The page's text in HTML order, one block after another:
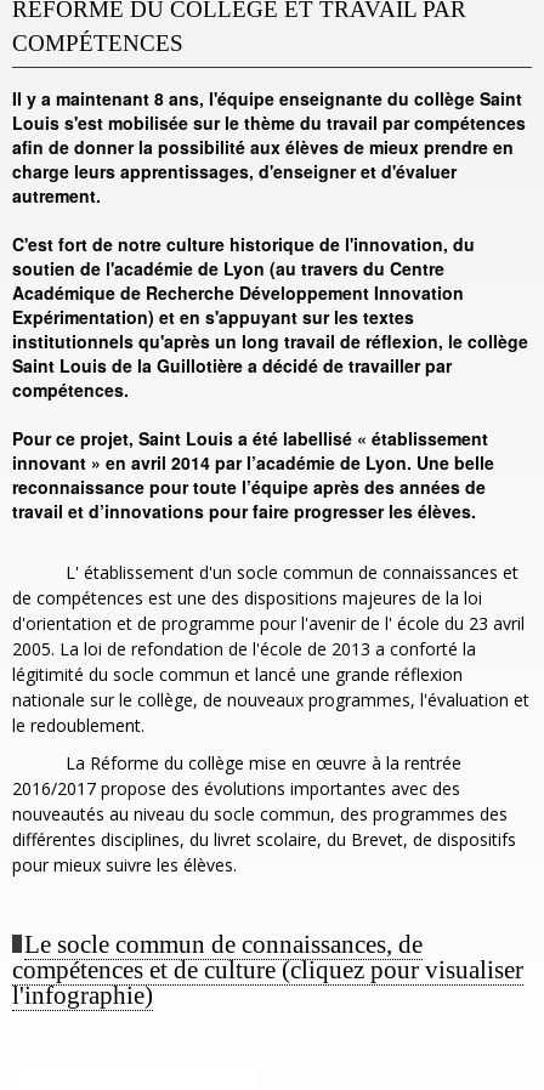
RÉFORME DU COLLÈGE ET TRAVAIL PAR
COMPÉTENCES
Il y a maintenant 8 ans, l'équipe enseignante du collège Saint
Louis s'est mobilisée sur le thème du travail par compétences
afin de donner la possibilité aux élèves de mieux prendre en
charge leurs apprentissages, d'enseigner et d'évaluer
autrement.
C'est fort de notre culture historique de l'innovation, du
soutien de l'académie de Lyon (au travers du Centre
Académique de Recherche Développement Innovation
Expérimentation) et en s'appuyant sur les textes
institutionnels qu'après un long travail de réflexion, le collège
Saint Louis de la Guillotière a décidé de travailler par
compétences.
Pour ce projet, Saint Louis a été labellisé « établissement
innovant » en avril 2014 par l’académie de Lyon. Une belle
reconnaissance pour toute l’équipe après des années de
travail et d’innovations pour faire progresser les élèves.
L' établissement d'un socle commun de connaissances et
de compétences est une des dispositions majeures de la loi
d'orientation et de programme pour l'avenir de l' école du 23 avril
2005. La loi de refondation de l'école de 2013 a conforté la
légitimité du socle commun et lancé une grande réflexion
nationale sur le collège, de nouveaux programmes, l'évaluation et
le redoublement.
La Réforme du collège mise en œuvre à la rentrée
2016/2017 propose des évolutions importantes avec des
nouveautés au niveau du socle commun, des programmes des
différentes disciplines, du livret scolaire, du Brevet, de dispositifs
pour mieux suivre les élèves.
Le socle commun de connaissances, de
compétences et de culture (cliquez pour visualiser
l'infographie)